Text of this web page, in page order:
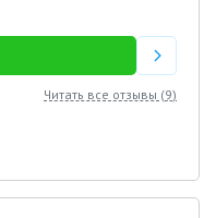
Читать все отзывы (9)